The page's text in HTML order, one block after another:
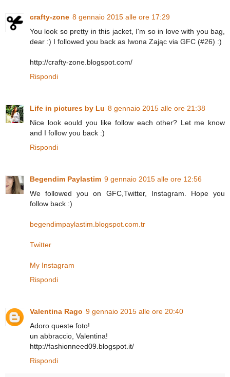
crafty-zone 8 gennaio 2015 alle ore 17:29
You look so pretty in this jacket, I'm so in love with you bag,
dear :) I followed you back as Iwona Zając via GFC (#26) :)
http://crafty-zone.blogspot.com/
Rispondi
Life in pictures by Lu 8 gennaio 2015 alle ore 21:38
Nice look eould you like follow each other? Let me know
and I follow you back :)
Rispondi
Begendim Paylastim 9 gennaio 2015 alle ore 12:56
We followed you on GFC,Twitter, Instagram. Hope you
follow back :)
begendimpaylastim.blogspot.com.tr
Twitter
My Instagram
Rispondi
Valentina Rago 9 gennaio 2015 alle ore 20:40
Adoro queste foto!
un abbraccio, Valentina!
http://fashionneed09.blogspot.it/
Rispondi